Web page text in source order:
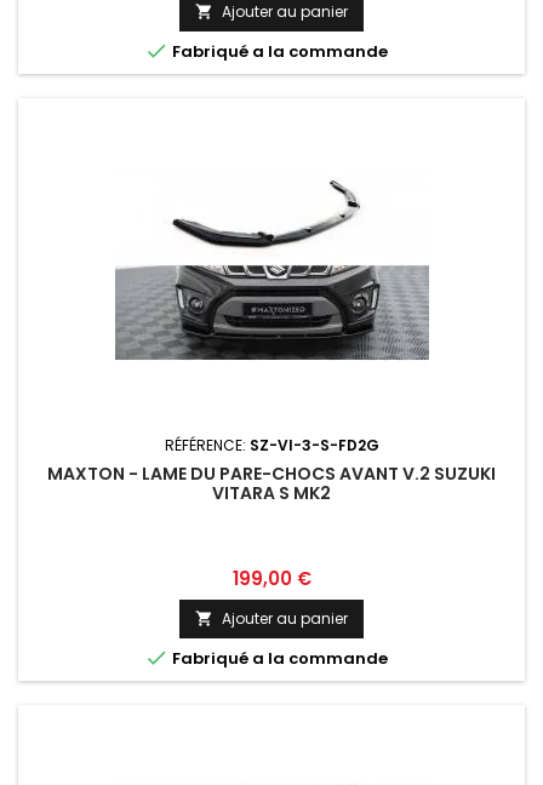
 Ajouter au panier
 Fabriqué a la commande
RÉFÉRENCE: SZ-VI-3-S-FD2G
MAXTON - LAME DU PARE-CHOCS AVANT V.2 SUZUKI
VITARA S MK2
Prix
199,00 €
 Ajouter au panier
 Fabriqué a la commande